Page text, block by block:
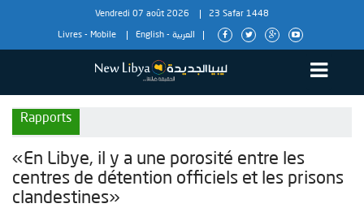
Vendredi 07 août 2026 23 Safar 1448
Livres - Mobile English - العربية
Rapports
«En Libye, il y a une porosité entre les
centres de détention officiels et les prisons
clandestines»